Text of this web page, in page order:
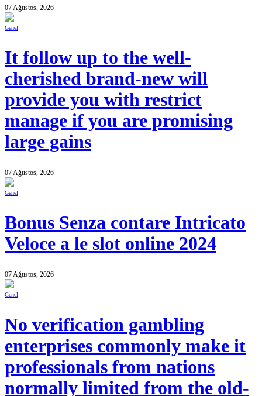
07 Ağustos, 2026
Genel
It follow up to the well-
cherished brand-new will
provide you with restrict
manage if you are promising
large gains
07 Ağustos, 2026
Genel
Bonus Senza contare Intricato
Veloce a le slot online 2024
07 Ağustos, 2026
Genel
No verification gambling
enterprises commonly make it
professionals from nations
normally limited from the old-